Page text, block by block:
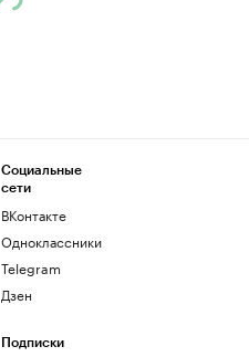
Социальные
сети
ВКонтакте
Одноклассники
Telegram
Дзен
Подписки